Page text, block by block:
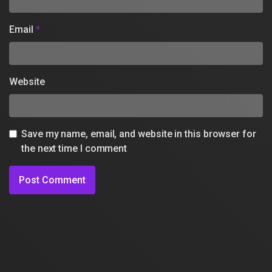
Email *
Website
Save my name, email, and website in this browser for
the next time I comment